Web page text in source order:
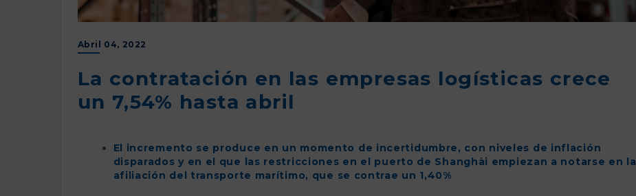
Abril 04, 2022
La contratación en las empresas logísticas crece
un 7,54% hasta abril
El incremento se produce en un momento de incertidumbre, con niveles de inflación
disparados y en el que las restricciones en el puerto de Shanghài empiezan a notarse en la
afiliación del transporte marítimo, que se contrae un 1,40%